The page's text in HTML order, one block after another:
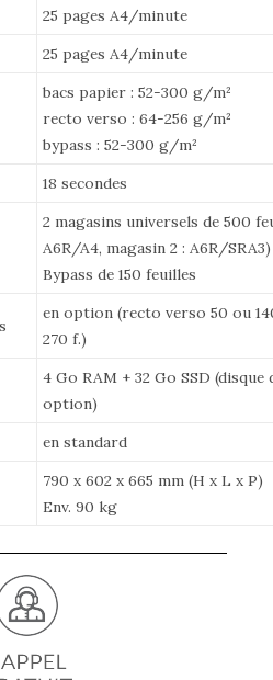
25 pages A4/minute
25 pages A4/minute
bacs papier : 52-300 g/m²
recto verso : 64-256 g/m²
bypass : 52-300 g/m²
18 secondes
2 magasins universels de 500
A6R/A4, magasin 2 : A6R/SRA3)
Bypass de 150 feuilles
en option (recto verso 50 ou
270 f.)
4 Go RAM + 32 Go SSD (disque
option)
en standard
790 x 602 x 665 mm (H x L x P)
Env. 90 kg